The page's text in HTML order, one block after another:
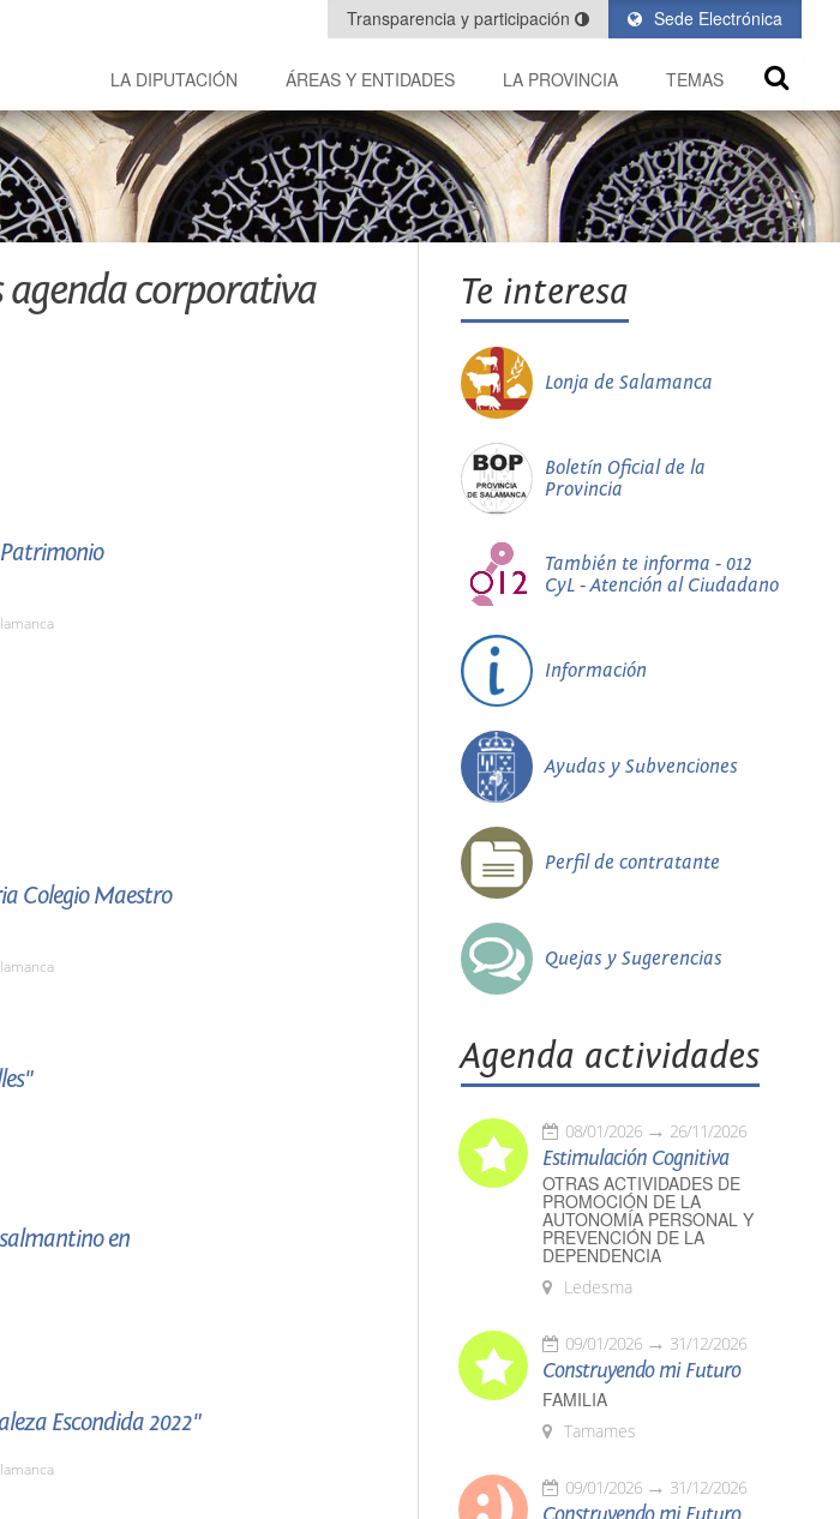
Sede Electrónica
Transparencia y participación
LA DIPUTACIÓN ÁREAS Y ENTIDADES LA PROVINCIA TEMAS
corporativa
Colegio Maestro
en
Escondida 2022"
Te interesa
Lonja de Salamanca
Boletín Oficial de la
Provincia
También te informa - 012
CyL - Atención al Ciudadano
Información
Ayudas y Subvenciones
Perfil de contratante
Quejas y Sugerencias
Agenda actividades
08/01/2026 26/11/2026
Estimulación Cognitiva
OTRAS ACTIVIDADES DE
PROMOCIÓN DE LA
AUTONOMÍA PERSONAL Y
PREVENCIÓN DE LA
DEPENDENCIA
Ledesma
09/01/2026 31/12/2026
Construyendo mi Futuro
FAMILIA
Tamames
09/01/2026 31/12/2026